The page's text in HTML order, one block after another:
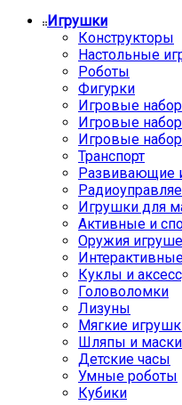
Игрушки
Конструкторы
Настольные
Роботы
Фигурки
Игровые
Игровые
Игровые
Транспорт
Развивающие
Игрушки для
Активные и
Оружия
Куклы и
Головоломки
Лизуны
Мягкие
Шляпы и маски
Детские часы
Умные роботы
Кубики